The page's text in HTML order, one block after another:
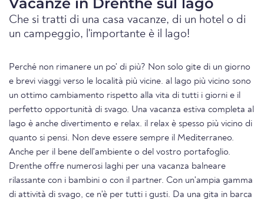
Che si tratti di una casa vacanze, di un hotel o di
un campeggio, l'importante è il lago!
Perché non rimanere un po' di più? Non solo gite di un giorno
e brevi viaggi verso le località più vicine. al lago più vicino sono
un ottimo cambiamento rispetto alla vita di tutti i giorni e il
perfetto opportunità di svago. Una vacanza estiva completa al
lago è anche divertimento e relax. il relax è spesso più vicino di
quanto si pensi. Non deve essere sempre il Mediterraneo.
Anche per il bene dell'ambiente o del vostro portafoglio.
Drenthe offre numerosi laghi per una vacanza balneare
rilassante con i bambini o con il partner. Con un'ampia gamma
di attività di svago, ce n'è per tutti i gusti. Da una gita in barca